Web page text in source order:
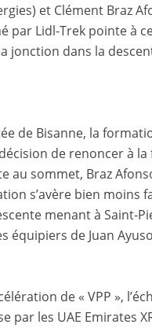
et Clément Braz
Lidl-Trek pointe à ce
jonction dans la
de Bisanne, la
de renoncer à la
sommet, Braz
s’avère bien
menant à Saint-
équipiers de Juan
de « VPP »,
par les UAE Emirates